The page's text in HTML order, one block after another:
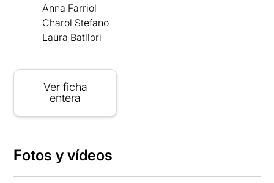
Anna Farriol
Charol Stefano
Laura Batllori
Ver ficha
entera
Fotos y vídeos